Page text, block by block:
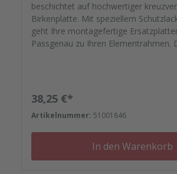
beschichtet auf hochwertiger
Birkenplatte. Mit speziellem Schutzlack versiegelt
geht Ihre montagefertige
Passgenau zu Ihren Elementrahmen.
Kunststoffeinsätzen bis zu
Regulärer Preis:
38,25 €*
Artikelnummer: 51001846
In den Warenkorb